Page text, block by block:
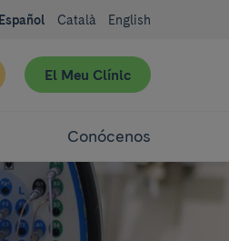
Español Català English
El Meu Clínic
Conócenos